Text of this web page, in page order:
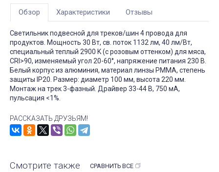
Обзор Характеристики Отзывы
Светильник подвесной для треков/шин 4 провода для
продуктов. Мощность 30 Вт, св. поток 1132 лм, 40 лм/Вт,
специальный теплый 2900 K (с розовым оттенком) для мяса,
CRI>90, изменяемый угол 20-60°, напряжение питания 230 В.
Белый корпус из алюминия, материал линзы PMMA, степень
защиты IP20. Размер: диаметр 100 мм, высота 220 мм.
Монтаж на трек 3-фазный. Драйвер 33-44 В, 750 мА,
пульсация <1%.
РАССКАЗАТЬ ДРУЗЬЯМ!
Смотрите также СРАВНИТЬ ВСЕ